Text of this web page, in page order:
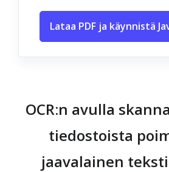
Lataa PDF ja käynnistä
OCR:n avulla
tiedostoista
jaavalainen